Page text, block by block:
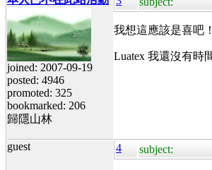
joined: 2007-09-19
posted: 4946
promoted: 325
bookmarked: 206
歸隱山林
我想這應該是喜吧
Luatex 我還沒有時
guest 4 subject: